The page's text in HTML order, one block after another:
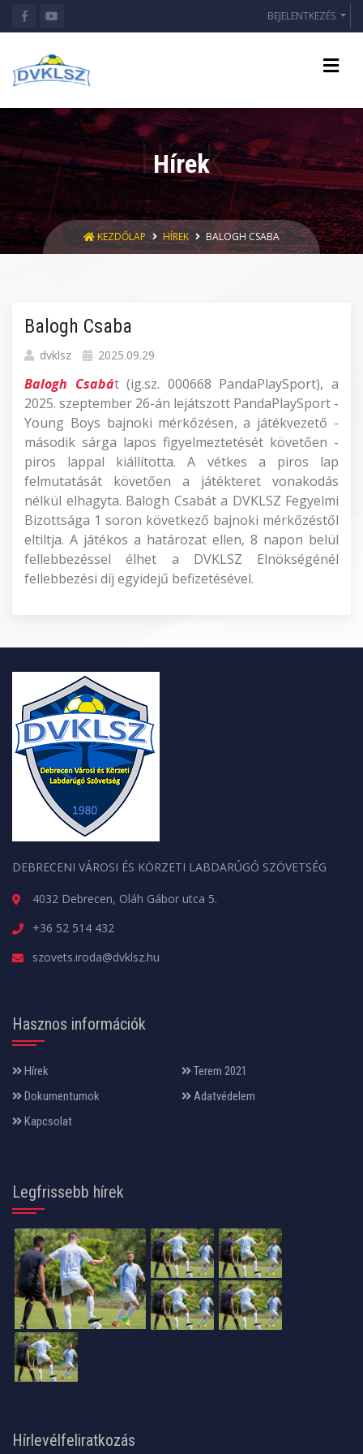
BEJELENTKEZÉS
Hírek
KEZDŐLAP HÍREK BALOGH CSABA
Balogh Csaba
dvklsz 2025.09.29
Balogh Csabát (ig.sz. 000668 PandaPlaySport), a
2025. szeptember 26-án lejátszott PandaPlaySport -
Young Boys bajnoki mérkőzésen, a játékvezető -
második sárga lapos figyelmeztetését követően -
piros lappal kiállította. A vétkes a piros lap
felmutatását követően a játékteret vonakodás
nélkül elhagyta. Balogh Csabát a DVKLSZ Fegyelmi
Bizottsága 1 soron következő bajnoki mérkőzéstől
eltiltja. A játékos a határozat ellen, 8 napon belül
fellebbezéssel élhet a DVKLSZ Elnökségénél
fellebbezési díj egyidejű befizetésével.
DEBRECENI VÁROSI ÉS KÖRZETI LABDARÚGÓ SZÖVETSÉG
4032 Debrecen, Oláh Gábor utca 5.
+36 52 514 432
szovets.iroda@dvklsz.hu
Hasznos információk
Hírek
Terem 2021
Dokumentumok
Adatvédelem
Kapcsolat
Legfrissebb hírek
Hírlevélfeliratkozás